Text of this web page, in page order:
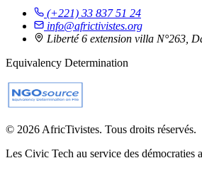
(+221) 33 837 51 24
info@africtivistes.org
Liberté 6 extension villa N°263,
Equivalency Determination
© 2026 AfricTivistes. Tous droits réservés.
Les Civic Tech au service des démocraties